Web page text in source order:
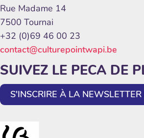
Rue Madame 14
7500 Tournai
+32 (0)69 46 00 23
contact@culturepointwapi.be
SUIVEZ LE PECA DE
S'INSCRIRE À LA